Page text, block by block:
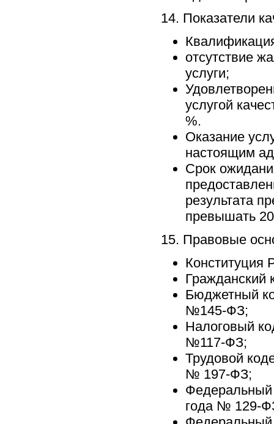
14. Показатели
отсутствие
услуги;
услугой
%.
Оказание
настоящим
Срок
результата
превышать
15. Правовые
Конституция
Гражданский
Бюджетный
№145-ФЗ;
Налоговый
№117-ФЗ;
Трудовой
№ 197-ФЗ;
Федеральный
года № 129-